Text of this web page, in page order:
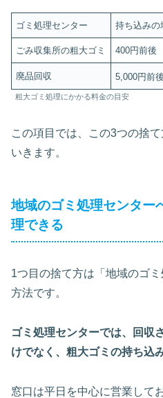
ゴミ処理センター 持ち込みの
ごみ収集所の粗大ゴミ 400円前後
廃品回収 5,000円前
粗大ゴミ処理にかかる料金の目安
この項目では、この3つの捨
いきます。
地域のゴミ処理センター
理できる
1つ目の捨て方は「地域のゴ
方法です。
ゴミ処理センターでは、回収
けでなく、粗大ゴミの持ち込
窓口は平日を中心に営業して